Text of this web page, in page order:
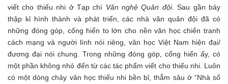
viết cho thiếu nhi ở Tạp chí Văn nghệ Quân đội. Sau gần bảy
thập kỉ hình thành và phát triển, các nhà văn quân đội đã có
những đóng góp, cống hiến to lớn cho nền văn học chiến tranh
cách mạng và người lính nói riêng, văn học Việt Nam hiện đại/
đương đại nói chung. Trong những đóng góp, cống hiến ấy, có
một phần không nhỏ đến từ các tác phẩm viết cho thiếu nhi. Luôn
có một dòng chảy văn học thiếu nhi bền bỉ, thẳm sâu ở “Nhà số